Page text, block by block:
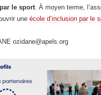
le sport. À moyen terme,
une école d’inclusion par le
ozidane@apels.org